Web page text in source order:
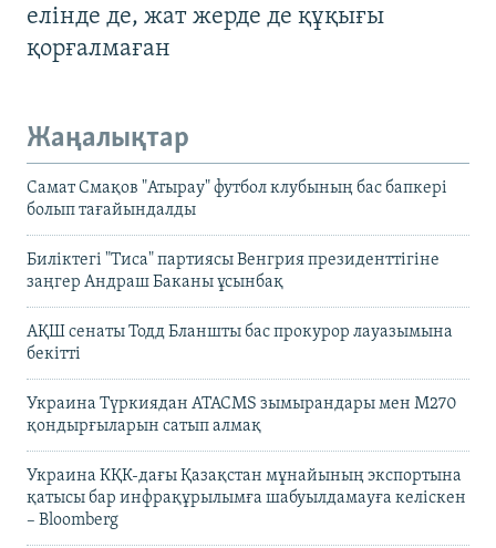
елінде де, жат жерде де құқығы
қорғалмаған
Жаңалықтар
Самат Смақов "Атырау" футбол клубының бас бапкері
болып тағайындалды
Биліктегі "Тиса" партиясы Венгрия президенттігіне
заңгер Андраш Баканы ұсынбақ
АҚШ сенаты Тодд Бланшты бас прокурор лауазымына
бекітті
Украина Түркиядан ATACMS зымырандары мен M270
қондырғыларын сатып алмақ
Украина КҚК-дағы Қазақстан мұнайының экспортына
қатысы бар инфрақұрылымға шабуылдамауға келіскен
– Bloomberg